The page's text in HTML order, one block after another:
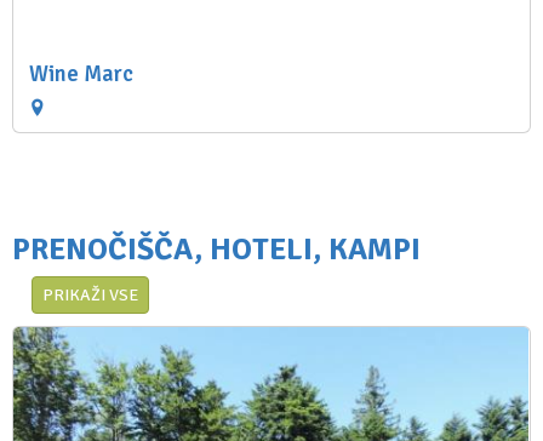
Wine Marc
PRENOČIŠČA, HOTELI, KAMPI
PRIKAŽI VSE